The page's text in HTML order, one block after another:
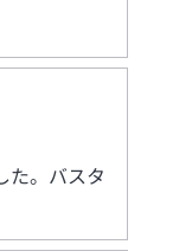
た。バスタ